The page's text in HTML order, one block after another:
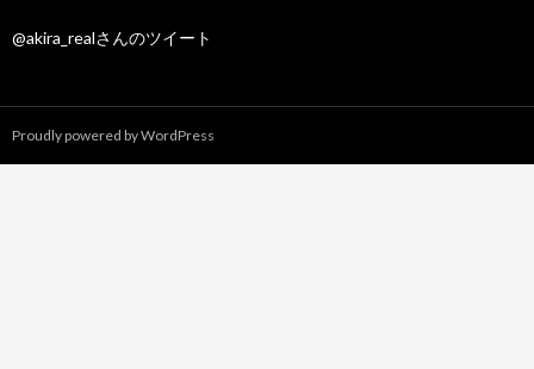
@akira_realさんのツイート
Proudly powered by WordPress